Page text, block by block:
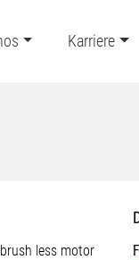
Karriere
less motor